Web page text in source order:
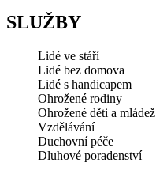
SLUŽBY
Lidé ve stáří
Lidé bez domova
Lidé s handicapem
Ohrožené rodiny
Ohrožené děti a mládež
Vzdělávání
Duchovní péče
Dluhové poradenství